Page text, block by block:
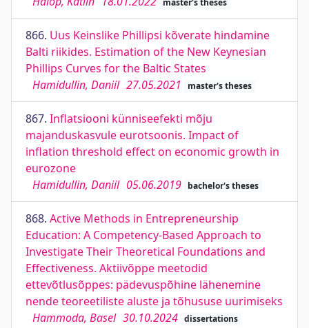
master's theses
866. Uus Keinslike Phillipsi kõverate hindamine
Balti riikides. Estimation of the New Keynesian
Phillips Curves for the Baltic States
Hamidullin, Daniil 27.05.2021 master's theses
867. Inflatsiooni künniseefekti mõju
majanduskasvule eurotsoonis. Impact of
inflation threshold effect on economic growth in
eurozone
Hamidullin, Daniil 05.06.2019 bachelor's theses
868. Active Methods in Entrepreneurship
Education: A Competency-Based Approach to
Investigate Their Theoretical Foundations and
Effectiveness. Aktiivõppe meetodid
ettevõtlusõppes: pädevuspõhine lähenemine
nende teoreetiliste aluste ja tõhususe uurimiseks
Hammoda, Basel 30.10.2024 dissertations